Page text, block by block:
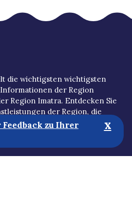
die wichtigsten wichtigsten
der Region
Region Imatra. Entdecken Sie
der Region, die
und verborgene
Sie Ihren eigenen Urlaub.
Feedback zu Ihrer
x